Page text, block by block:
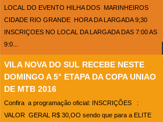
LOCAL DO EVENTO HILHA DOS MARINHEIROS
CIDADE RIO GRANDE HORA DA LARGADA 9;30
INSCRIÇOES NO LOCAL DA LARGADA DAS 7:00 AS
9:0...
VILA NOVA DO SUL RECEBE NESTE
DOMINGO A 5° ETAPA DA COPA UNIAO
DE MTB 2016
Confira a programação oficial: INSCRIÇÕES :
VALOR GERAL R$ 30,OO sendo que para a ELITE